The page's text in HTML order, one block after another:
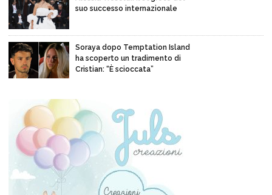
suo successo internazionale
Soraya dopo Temptation Island
ha scoperto un tradimento di
Cristian: “È scioccata”